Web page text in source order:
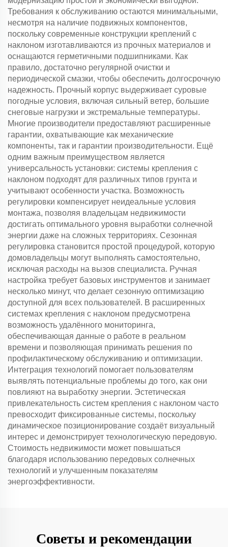
Требования к обслуживанию остаются минимальными,
несмотря на наличие подвижных компонентов,
поскольку современные конструкции креплений с
наклоном изготавливаются из прочных материалов и
оснащаются герметичными подшипниками. Как
правило, достаточно регулярной очистки и
периодической смазки, чтобы обеспечить долгосрочную
надежность. Прочный корпус выдерживает суровые
погодные условия, включая сильный ветер, большие
снеговые нагрузки и экстремальные температуры.
Многие производители предоставляют расширенные
гарантии, охватывающие как механические
компоненты, так и гарантии производительности. Ещё
одним важным преимуществом является
универсальность установки: системы крепления с
наклоном подходят для различных типов грунта и
учитывают особенности участка. Возможность
регулировки компенсирует неидеальные условия
монтажа, позволяя владельцам недвижимости
достигать оптимального уровня выработки солнечной
энергии даже на сложных территориях. Сезонная
регулировка становится простой процедурой, которую
домовладельцы могут выполнять самостоятельно,
исключая расходы на вызов специалиста. Ручная
настройка требует базовых инструментов и занимает
несколько минут, что делает сезонную оптимизацию
доступной для всех пользователей. В расширенных
системах крепления с наклоном предусмотрена
возможность удалённого мониторинга,
обеспечивающая данные о работе в реальном
времени и позволяющая принимать решения по
профилактическому обслуживанию и оптимизации.
Интеграция технологий помогает пользователям
выявлять потенциальные проблемы до того, как они
повлияют на выработку энергии. Эстетическая
привлекательность систем крепления с наклоном часто
превосходит фиксированные системы, поскольку
динамическое позиционирование создаёт визуальный
интерес и демонстрирует технологическую передовую.
Стоимость недвижимости может повышаться
благодаря использованию передовых солнечных
технологий и улучшенным показателям
энергоэффективности.
Советы и рекомендации